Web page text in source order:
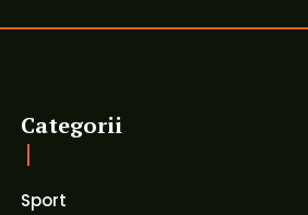
Categorii
Sport